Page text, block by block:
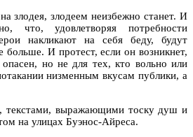
злодея, злодеем неизбежно станет. И
что, удовлетворяя потребности
накликают на себя беду, будут
больше. И протест, если он возникнет,
но не для тех, кто вольно или
низменным вкусам публики, а
текстами, выражающими тоску душ и
на улицах Буэнос-Айреса.